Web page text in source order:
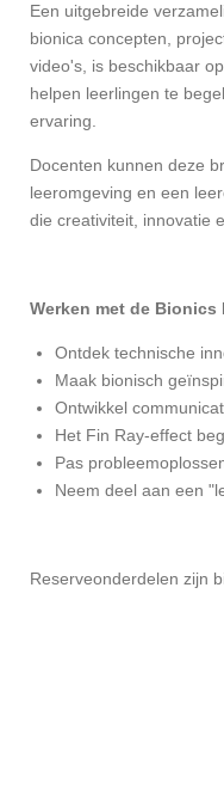
Een uitgebreide
bionica concepten,
video's, is beschikbaar
helpen leerlingen te
ervaring.
Docenten kunnen deze
leeromgeving en een
die creativiteit, innovatie
Werken met de
Ontdek technische
Maak bionisch
Ontwikkel
Het Fin Ray-effect
Pas
Neem deel aan een
Reserveonderdelen zijn